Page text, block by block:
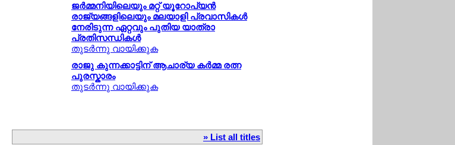
ജര്‍മ്മനിയിലെയും മറ്റ് യൂറോപ്യന്‍
രാജ്യങ്ങളിലെയും മലയാളി പ്രവാസികള്‍
നേരിടുന്ന ഏറ്റവും പുതിയ യാത്രാ
പ്രതിസന്ധികള്‍
തുടര്‍ന്നു വായിക്കുക
രാജു കുന്നക്കാട്ടിന് ആചാര്യ കര്‍മ്മ രത്ന
പുരസ്കാരം
തുടര്‍ന്നു വായിക്കുക
» List all titles